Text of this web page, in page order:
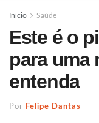
Início Saúde
Este é o
para uma
entenda
Por Felipe Dantas